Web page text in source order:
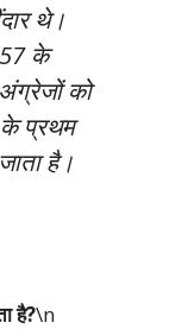
थे।
के
को
के प्रथम
है।
है?\n